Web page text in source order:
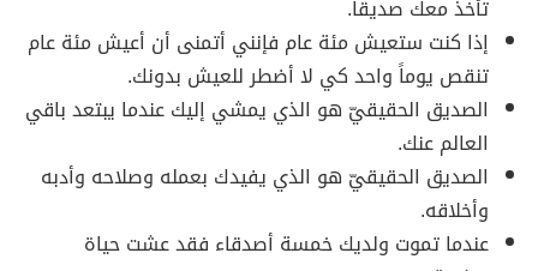
تأخذ معك صديقاً.
إذا كنت ستعيش مئة عام فإنني أتمنى أن أعيش مئة عام
تنقص يوماً واحد كي لا أضطر للعيش بدونك.
الصديق الحقيقيّ هو الذي يمشي إليك عندما يبتعد باقي
العالم عنك.
الصديق الحقيقيّ هو الذي يفيدك بعمله وصلاحه وأدبه
وأخلاقه.
عندما تموت ولديك خمسة أصدقاء فقد عشت حياة